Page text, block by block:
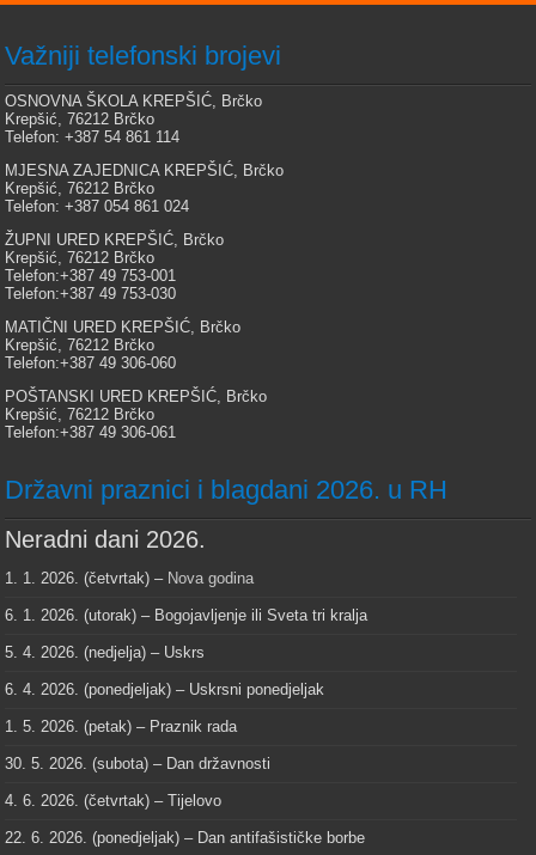
Važniji telefonski brojevi
OSNOVNA ŠKOLA KREPŠIĆ, Brčko
Krepšić, 76212 Brčko
Telefon: +387 54 861 114
MJESNA ZAJEDNICA KREPŠIĆ, Brčko
Krepšić, 76212 Brčko
Telefon: +387 054 861 024
ŽUPNI URED KREPŠIĆ, Brčko
Krepšić, 76212 Brčko
Telefon:+387 49 753-001
Telefon:+387 49 753-030
MATIČNI URED KREPŠIĆ, Brčko
Krepšić, 76212 Brčko
Telefon:+387 49 306-060
POŠTANSKI URED KREPŠIĆ, Brčko
Krepšić, 76212 Brčko
Telefon:+387 49 306-061
Državni praznici i blagdani 2026. u RH
Neradni dani 2026.
1. 1. 2026. (četvrtak) – Nova godina
6. 1. 2026. (utorak) – Bogojavljenje ili Sveta tri kralja
5. 4. 2026. (nedjelja) – Uskrs
6. 4. 2026. (ponedjeljak) – Uskrsni ponedjeljak
1. 5. 2026. (petak) – Praznik rada
30. 5. 2026. (subota) – Dan državnosti
4. 6. 2026. (četvrtak) – Tijelovo
22. 6. 2026. (ponedjeljak) – Dan antifašističke borbe